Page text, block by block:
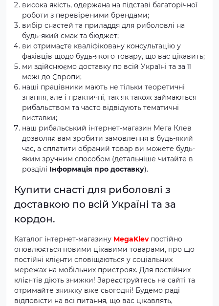
висока якість, одержана на підставі багаторічної
роботи з перевіреними брендами;
вибір снастей та приладдя для риболовлі на
будь-який смак та бюджет;
ви отримаєте кваліфіковану консультацію у
фахівців щодо будь-якого товару, що вас цікавить;
ми здійснюємо доставку по всій Україні та за її
межі до Європи;
наші працівники мають не тільки теоретичні
знання, але і практичні, так як також займаються
рибальством та часто відвідують тематичні
виставки;
наш рибальський інтернет-магазин Мега Клев
дозволяє вам зробити замовлення в будь-який
час, а сплатити обраний товар ви можете будь-
яким зручним способом (детальніше читайте в
розділі Інформація про доставку).
Купити снасті для риболовлі з
доставкою по всій Україні та за
кордон.
Каталог інтернет-магазину MegaKlev постійно
оновлюється новими цікавими товарами, про що
постійні клієнти сповіщаються у соціальних
мережах на мобільних пристроях. Для постійних
клієнтів діють знижки! Зареєструйтесь на сайті та
отримайте знижку вже сьогодні! Будемо раді
відповісти на всі питання, що вас цікавлять,